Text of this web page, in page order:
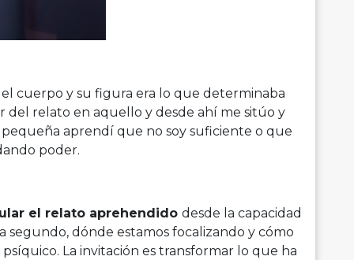
cuerpo y su figura era lo que determinaba
relato en aquello y desde ahí me sitúo y
pequeña aprendí que no soy suficiente o que
poder.
el relato aprehendido desde la capacidad
segundo, dónde estamos focalizando y cómo
La invitación es transformar lo que ha